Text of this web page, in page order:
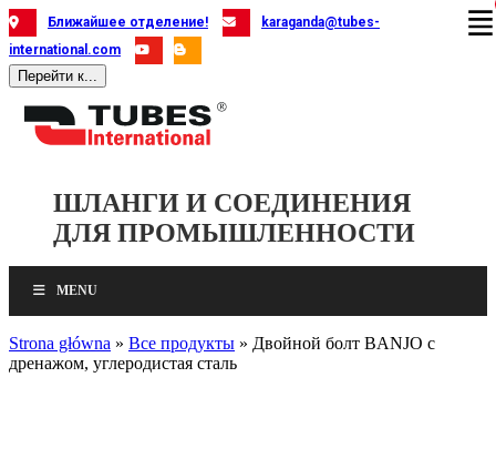
Skip
to
content
Ближайшее отделение!
karaganda@tubes-
international.com
Перейти к...
ШЛАНГИ И СОЕДИНЕНИЯ
ДЛЯ ПРОМЫШЛЕННОСТИ
MENU
Strona główna » Все продукты » Двойной болт BANJO с
дренажом, углеродистая сталь